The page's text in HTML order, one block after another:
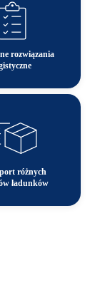
rozwiązania
różnych
ładunków